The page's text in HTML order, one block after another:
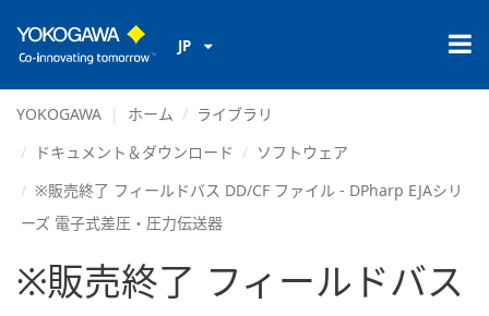
JP
YOKOGAWA ホーム
ライブラリ
ドキュメント＆ダウンロード
ソフトウェア
※販売終了 フィールドバス DD/CF ファイル - DPharp EJAシリ
ーズ 電子式差圧・圧力伝送器
※販売終了 フィールドバス